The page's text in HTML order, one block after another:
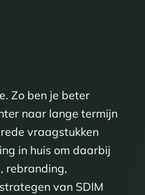
Zo ben je beter
naar lange termijn
vraagstukken
in huis om daarbij
rebranding,
van SDIM